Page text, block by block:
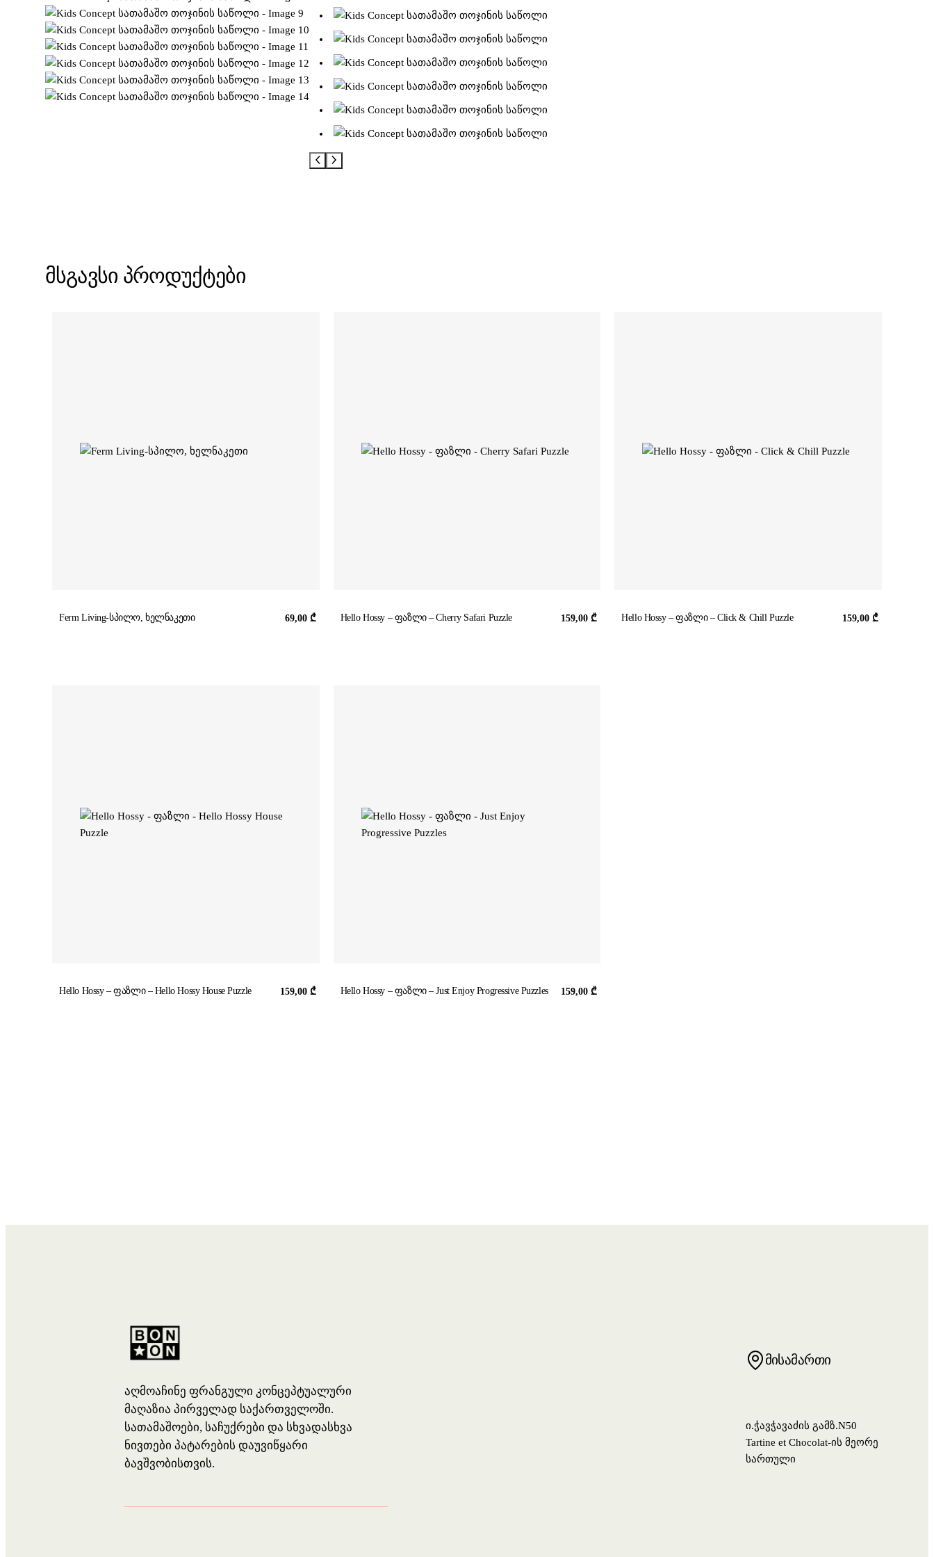
მსგავსი პროდუქტები
Ferm Living-სპილო, ხელნაკეთი 69,00 ₾ Hello Hossy – ფაზლი – Cherry Safari Puzzle 159,00₾ Hello Hossy – ფაზლი – Click & Chill Puzzle 159,00 ₾
Hello Hossy – ფაზლი – Hello Hossy House Puzzle 159,00 ₾ Hello Hossy – ფაზლი – Just Enjoy Progressive Puzzles 159,00₾
აღმოაჩინე ფრანგული კონცეპტუალური
მაღაზია პირველად საქართველოში.
სათამაშოები, საჩუქრები და სხვადასხვა
ნივთები პატარების დაუვიწყარი
ბავშვობისთვის.
მისამართი
ი.ჭავჭავაძის გამზ.N50
Tartine et Chocolat-ის მეორე
სართული